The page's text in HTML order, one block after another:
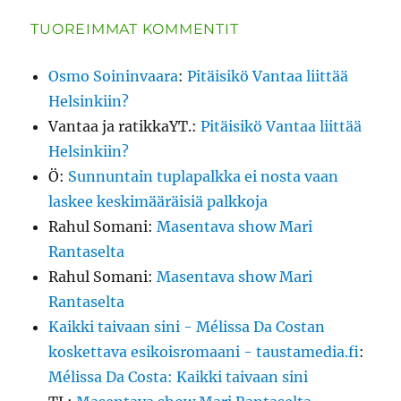
TUOREIMMAT KOMMENTIT
Osmo Soininvaara:Pitäisikö Vantaa liittää
Helsinkiin?
Vantaa ja ratikkaYT.:Pitäisikö Vantaa liittää
Helsinkiin?
Ö: Sunnuntain tuplapalkka ei nosta vaan
laskee keskimääräisiä palkkoja
Rahul Somani:Masentava show Mari
Rantaselta
Rahul Somani:Masentava show Mari
Rantaselta
Kaikki taivaan sini - Mélissa Da Costan
koskettava esikoisromaani - taustamedia.fi:
Mélissa Da Costa: Kaikki taivaan sini